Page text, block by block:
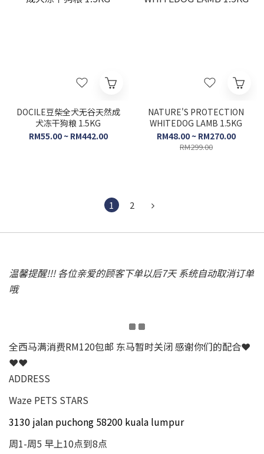
DOCILE豆柴全犬无谷天然成
犬冻干狗粮 1.5KG
RM55.00 ~ RM442.00
NATURE'S PROTECTION
WHITEDOG LAMB 1.5KG
RM48.00 ~ RM270.00
RM299.00
1 2
温馨提醒!!! 各位亲爱的顾客下单以后7天 系统自动取消订单
哦
全西马满消费RM120包邮 东马暂时关闭 感谢你们的配合❤
❤❤
ADDRESS
Waze PETS STARS
3130 jalan puchong 58200 kuala lumpur
周1-周5 早上10点到8点